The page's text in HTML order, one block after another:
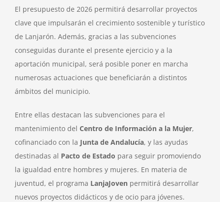
El presupuesto de 2026 permitirá desarrollar proyectos
clave que impulsarán el crecimiento sostenible y turístico
de Lanjarón. Además, gracias a las subvenciones
conseguidas durante el presente ejercicio y a la
aportación municipal, será posible poner en marcha
numerosas actuaciones que beneficiarán a distintos
ámbitos del municipio.
Entre ellas destacan las subvenciones para el
mantenimiento del Centro de Información a la Mujer,
cofinanciado con la Junta de Andalucía, y las ayudas
destinadas al Pacto de Estado para seguir promoviendo
la igualdad entre hombres y mujeres. En materia de
juventud, el programa LanjaJoven permitirá desarrollar
nuevos proyectos didácticos y de ocio para jóvenes.